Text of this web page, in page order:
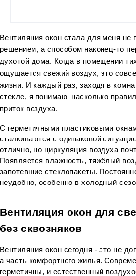
Вентиляция окон стала для меня не
решением, а способом наконец-то
духотой дома. Когда в помещении
ощущается свежий воздух, это
жизни. И каждый раз, заходя в
стекле, я понимаю, насколько
приток воздуха.
С герметичными пластиковыми
сталкиваются с одинаковой
отлично, но циркуляция воздуха
Появляется влажность, тяжёлый
запотевшие стеклопакеты.
неудобно, особенно в холодный
Вентиляция окон для
без сквозняков
Вентиляция окон сегодня - это не
а часть комфортного жилья.
герметичны, и естественный